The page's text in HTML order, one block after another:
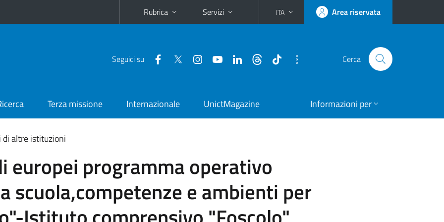
Rubrica Servizi ITA Area riservata
Seguici su Cerca
Terza missione Internazionale UnictMagazine Informazioni per
di altre istituzioni
europei programma operativo
scuola,competenze e ambienti per